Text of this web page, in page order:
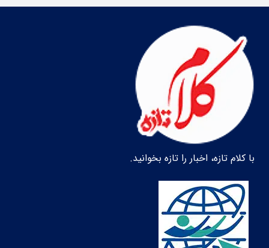
با کلام تازه، اخبار را تازه بخوانید.